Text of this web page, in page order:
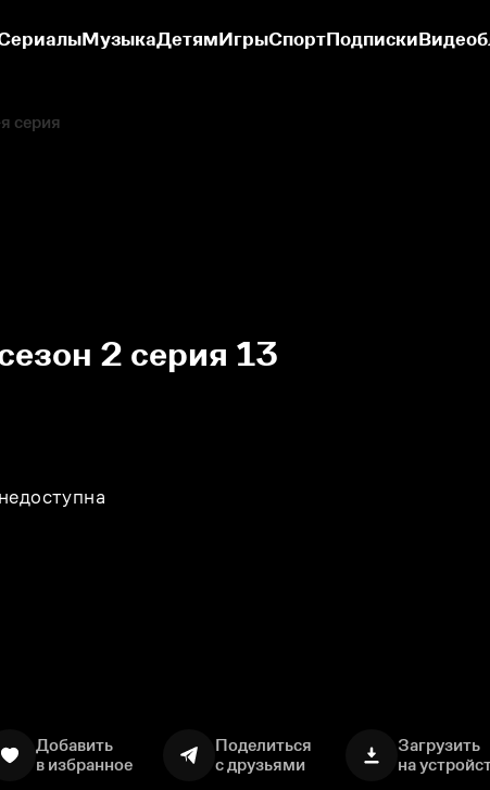
МузыкаДетямИгрыСпортПодписки
серия
2 серия 13
Добавить
в избранное
Поделиться
с друзьями
Загрузить
на